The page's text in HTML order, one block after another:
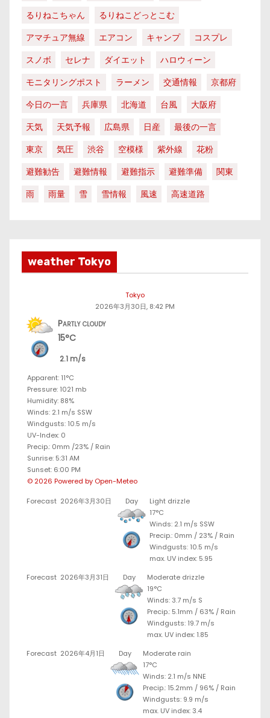
るりねこちゃん
るりねこどっとこむ
アマチュア無線
エアコン キャンプ
コスプレ
スノボ
セレナ ダイエット
ハロウィーン
モニタリングポスト
ラーメン 交通情報
京都府
今日の一言
兵庫県 北海道 台風
大阪府
天気
天気予報 広島県 日産
最後の一言
東京
気圧 渋谷 空模様 紫外線
花粉
避難勧告
避難情報 避難指示 避難準備
関東
雨
雨量 雪 雪情報 風速 高速道路
weather Tokyo
Tokyo
2026年3月30日, 8:42 PM
Partly cloudy
15°C
2.1 m/s
Apparent: 11°C
Pressure: 1021 mb
Humidity: 88%
Winds: 2.1 m/s SSW
Windgusts: 10.5 m/s
UV-Index: 0
Precip.: 0mm /23% / Rain
Sunrise: 5:31 AM
Sunset: 6:00 PM
© 2026 Powered by Open-Meteo
Forecast 2026年3月30日 Day
Light drizzle
17°C
Winds: 2.1 m/s SSW
Precip.: 0mm / 23% / Rain
Windgusts: 10.5 m/s
max. UV index: 5.95
Forecast 2026年3月31日 Day
Moderate drizzle
19°C
Winds: 3.7 m/s S
Precip.: 5.1mm / 63% / Rain
Windgusts: 19.7 m/s
max. UV index: 1.85
Forecast 2026年4月1日 Day
Moderate rain
17°C
Winds: 2.1 m/s NNE
Precip.: 15.2mm / 96% / Rain
Windgusts: 9.9 m/s
max. UV index: 3.4